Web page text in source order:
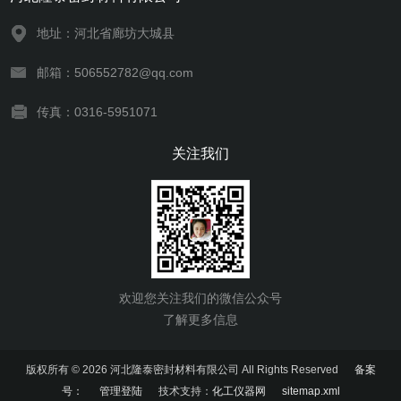
地址：河北省廊坊大城县
邮箱：506552782@qq.com
传真：0316-5951071
关注我们
欢迎您关注我们的微信公众号
了解更多信息
版权所有 © 2026 河北隆泰密封材料有限公司 All Rights Reserved 备案
号：
管理登陆技术支持： 化工仪器网 sitemap.xml